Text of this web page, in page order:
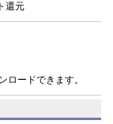
還元
ロードできます。